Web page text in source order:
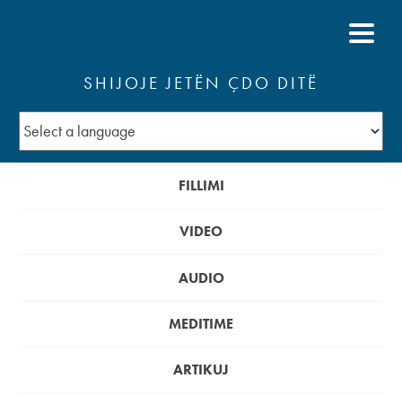
SHIJOJE JETËN ÇDO DITË
FILLIMI
VIDEO
AUDIO
MEDITIME
ARTIKUJ